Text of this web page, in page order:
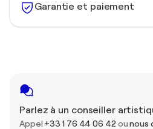
Garantie et paiement
Parlez à un conseiller
Appel +33 1 76 44 06 42 ounous